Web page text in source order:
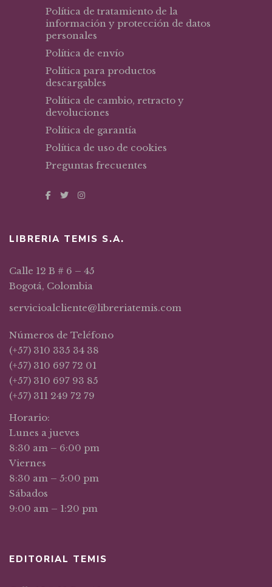
Política de tratamiento de la
información y protección de datos
personales
Política de envío
Política para productos
descargables
Política de cambio, retracto y
devoluciones
Política de garantía
Política de uso de cookies
Preguntas frecuentes
LIBRERIA TEMIS S.A.
Calle 12 B # 6 – 45
Bogotá, Colombia
servicioalcliente@libreriatemis.com
Números de Teléfono
(+57) 310 335 34 38
(+57) 310 697 72 01
(+57) 310 697 93 85
(+57) 311 249 72 79
Horario:
Lunes a jueves
8:30 am – 6:00 pm
Viernes
8:30 am – 5:00 pm
Sábados
9:00 am – 1:20 pm
EDITORIAL TEMIS